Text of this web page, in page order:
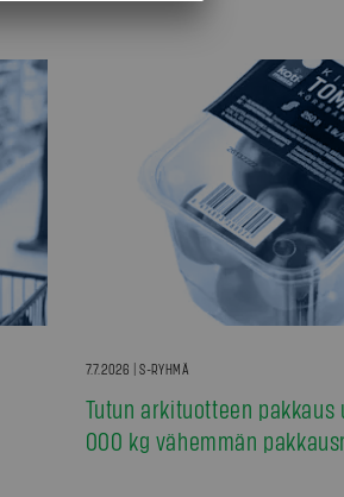
7.7.2026 | S-RYHMÄ
Tutun arkituotteen
000 kg vähemmän